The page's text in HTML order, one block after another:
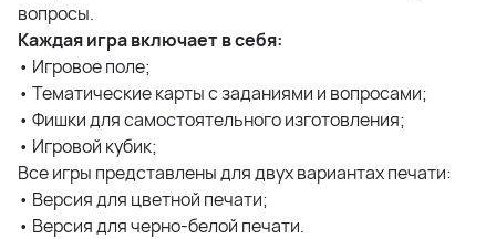
вопросы.
Каждая игра включает в себя:
• Игровое поле;
• Тематические карты с заданиями и вопросами;
• Фишки для самостоятельного изготовления;
• Игровой кубик;
Все игры представлены для двух вариантах печати:
• Версия для цветной печати;
• Версия для черно-белой печати.